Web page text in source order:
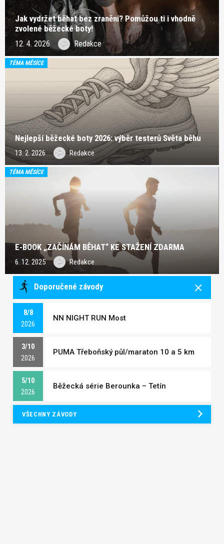
Jak vydržet běhat bez zranění? Pomůžou ti i vhodně
zvolené běžecké boty!
12. 4. 2026 Redakce
TÉMA MĚSÍCE
Nejlepší běžecké boty 2026: výběr testerů Světa běhu
13. 2. 2026 Redakce
TÉMA MĚSÍCE
E-BOOK „ZAČÍNÁM BĚHAT“ KE STAŽENÍ ZDARMA
6. 12. 2025 Redakce
Doporučené závody
8/8
2026
NN NIGHT RUN Most
3/10
2026
PUMA Třeboňský půl/maraton 10 a 5 km
5/10
2026
Běžecká série Berounka – Tetín
VŠECHNY ZÁVODY